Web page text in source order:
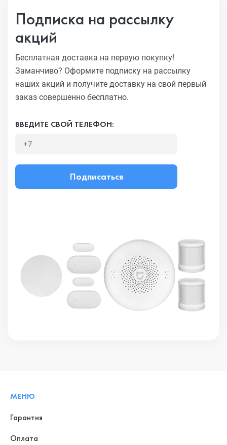
Подписка на рассылку
акций
Бесплатная доставка на первую покупку!
Заманчиво? Оформите подписку на рассылку
наших акций и получите доставку на свой первый
заказ совершенно бесплатно.
ВВЕДИТЕ СВОЙ ТЕЛЕФОН:
Подписаться
МЕНЮ
Гарантия
Оплата